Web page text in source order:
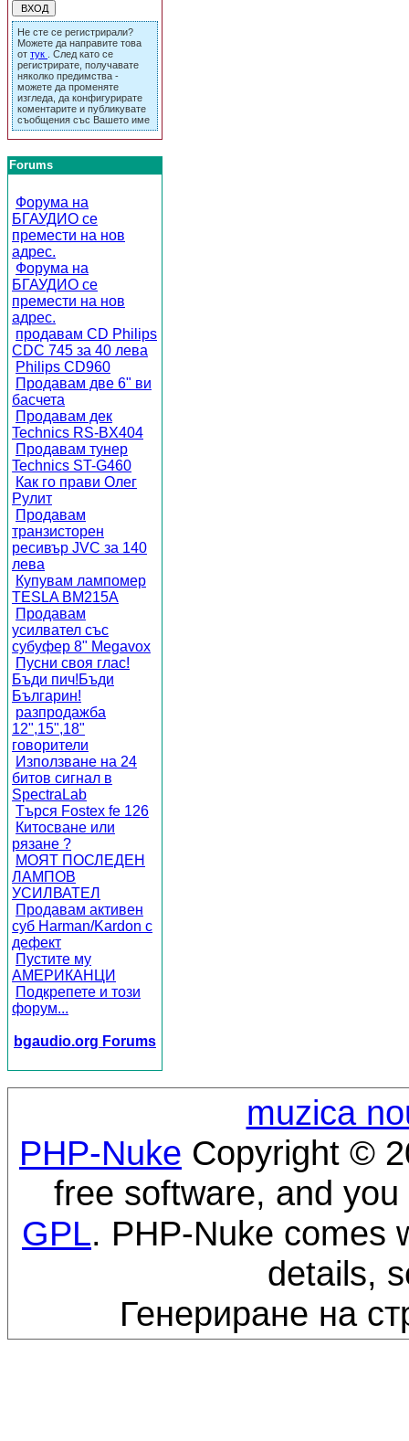
Не сте се регистрирали?
Можете да направите това
от тук
. След като се
регистрирате, получавате
няколко предимства -
можете да променяте
изгледа, да конфигурирате
коментарите и публикувате
съобщения със Вашето име
Forums
Форума на
БГАУДИО се
премести на нов
адрес.
Форума на
БГАУДИО се
премести на нов
адрес.
продавам CD Philips
CDC 745 за 40 лева
Philips CD960
Продавам две 6" ви
басчета
Продавам дек
Technics RS-BX404
Продавам тунер
Technics ST-G460
Как го прави Олег
Рулит
Продавам
транзисторен
ресивър JVC за 140
лева
Купувам лампомер
TESLA BM215A
Продавам
усилвател със
субуфер 8" Megavox
Пусни своя глас!
Бъди пич!Бъди
Българин!
разпродажба
12",15",18"
говорители
Използване на 24
битов сигнал в
SpectraLab
Търся Fostex fe 126
Китосване или
рязане ?
МОЯТ ПОСЛЕДЕН
ЛАМПОВ
УСИЛВАТЕЛ
Продавам активен
суб Harman/Kardon с
дефект
Пустите му
АМЕРИКАНЦИ
Подкрепете и този
форум...
bgaudio.org Forums
muzica
PHP-Nuke Copyright ©
free software, and
GPL. PHP-Nuke comes
details,
Генериране на